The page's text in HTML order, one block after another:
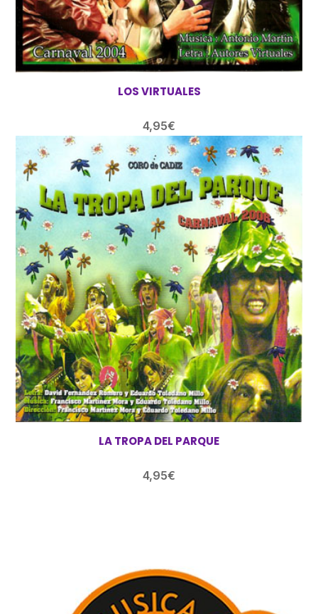
LOS VIRTUALES
4,95€
LA TROPA DEL PARQUE
4,95€